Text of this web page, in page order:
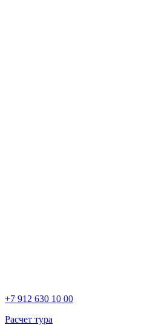
+7 912 630 10 00
Расчет тура